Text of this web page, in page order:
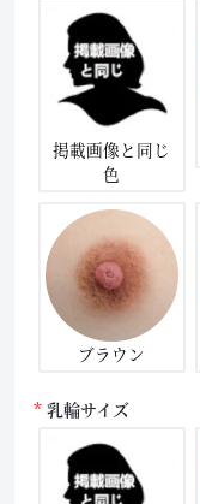
掲載画像と同じ
色
ブラウン
乳輪サイズ